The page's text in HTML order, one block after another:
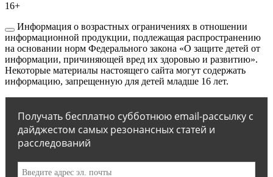
16+
Информация о возрастных ограничениях в отношении
информационной продукции, подлежащая распространению
на основании норм Федерального закона «О защите детей от
информации, причиняющей вред их здоровью и развитию».
Некоторые материалы настоящего сайта могут содержать
информацию, запрещенную для детей младше 16 лет.
Получать бесплатно субботнюю email-рассылку с
дайджестом самых резонансных статей и
расследований